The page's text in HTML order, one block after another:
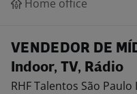
Home office
VENDEDOR DE
Indoor, TV, Rádio
RHF Talentos São Paulo